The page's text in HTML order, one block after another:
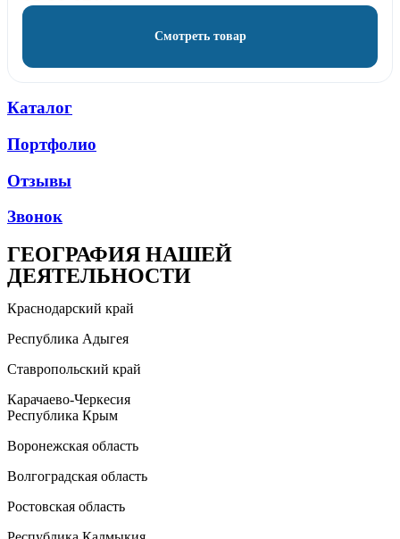
Смотреть товар
Каталог
Портфолио
Отзывы
Звонок
ГЕОГРАФИЯ НАШЕЙ
ДЕЯТЕЛЬНОСТИ
Краснодарский край
Республика Адыгея
Ставропольский край
Карачаево-Черкесия
Республика Крым
Воронежская область
Волгоградская область
Ростовская область